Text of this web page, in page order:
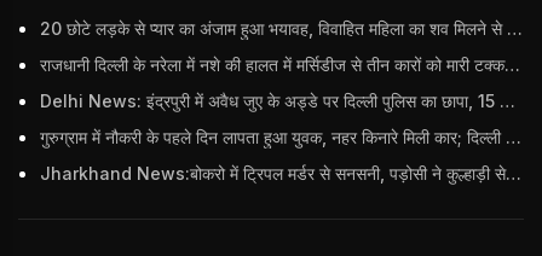
20 छोटे लड़के से प्यार का अंजाम हुआ भयावह, विवाहित महिला का शव मिलने से मचा हड़कंप
राजधानी दिल्ली के नरेला में नशे की हालत में मर्सिडीज से तीन कारों को मारी टक्कर, बुजुर्ग महिला की मौत; हिरासत में आरोपी
Delhi News: इंद्रपुरी में अवैध जुए के अड्डे पर दिल्ली पुलिस का छापा, 15 जुआरियों को पकड़ा; ₹3.61 लाख नकद और अन्य सामान बरामद
गुरुग्राम में नौकरी के पहले दिन लापता हुआ युवक, नहर किनारे मिली कार; दिल्ली पुलिस ने दर्ज की FIR
Jharkhand News:बोकरो में ट्रिपल मर्डर से सनसनी, पड़ोसी ने कुल्हाड़ी से पति-पत्नी और बहु की हत्या की